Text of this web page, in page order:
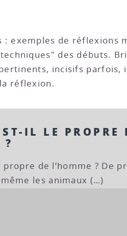
exemples de réflexions
des débuts.
incisifs
réflexion.
IL LE PROPRE
?
de l’homme ? De
les animaux (…)